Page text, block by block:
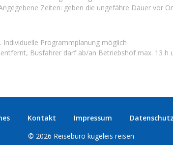
Zeiten: geben die ungefähre Dauer vor
Programmplanung möglich
Busfahrer darf ab/an Betriebshof max. 13 h
Kontakt Impressum Datenschutz
© 2026 Reisebüro kugeleis reisen